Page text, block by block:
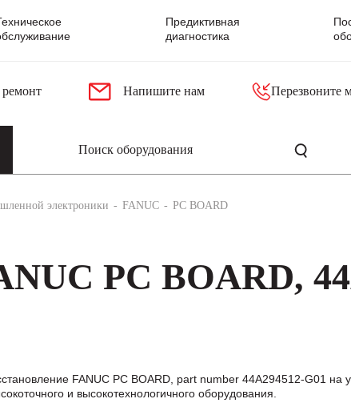
Предиктивная
диагностика
ремонт Напишите нам Перезвоните
электроники FANUC PC BOARD
PC BOARD,
FANUC PC BOARD, part number 44A294512-G01 на
и высокотехнологичного оборудования.